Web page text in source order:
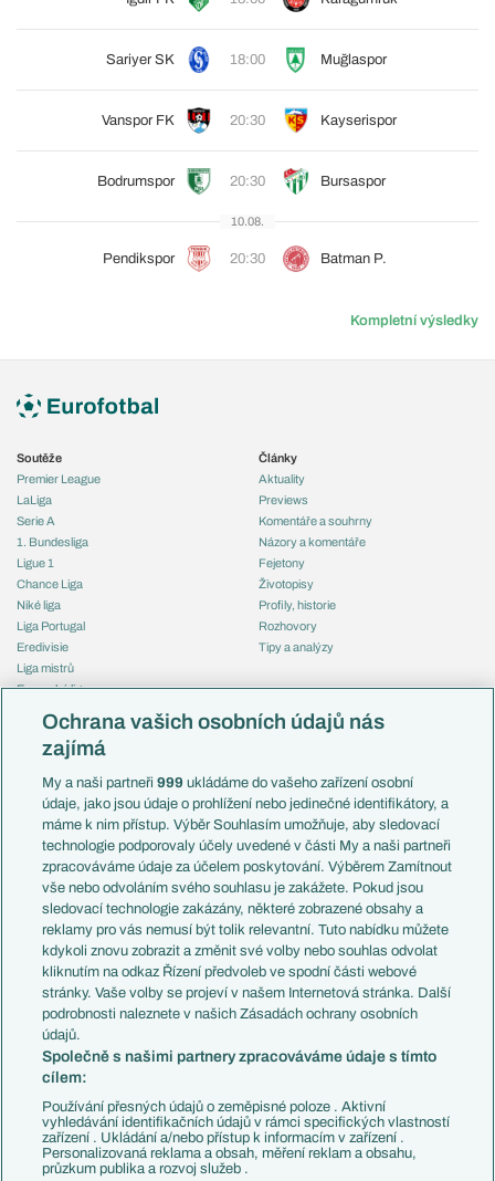
Sariyer SK 18:00 Muğlaspor
Vanspor FK 20:30 Kayserispor
Bodrumspor 20:30 Bursaspor
10.08.
Pendikspor 20:30 Batman P.
Kompletní výsledky
Soutěže
Premier League
LaLiga
Serie A
1. Bundesliga
Ligue 1
Chance Liga
Niké liga
Liga Portugal
Eredivisie
Liga mistrů
Evropská liga
Mistrovství světa
Liga národů
Témata
Představení týmů MS
EuroSkauting
PL v kostce
Evropské koeficienty
Přestupy
Přestupové spekulace
Zranění
Kluby
Arsenal FC
Chelsea FC
Manchester United
AC Milán
Juventus FC
Bayern Mnichov
FC Barcelona
Real Madrid
Články
Aktuality
Previews
Komentáře a souhrny
Názory a komentáře
Fejetony
Životopisy
Profily, historie
Rozhovory
Tipy a analýzy
Česko
Francie
Itálie
Německo
Španělsko
Argentina
Brazílie
Přestupy
Zápasy
Livescore
Tipovací soutěž
Ochrana vašich osobních údajů nás
zajímá
My a naši partneři999 ukládáme do vašeho zařízení osobní
údaje, jako jsou údaje o prohlížení nebo jedinečné identifikátory, a
máme k nim přístup. Výběr Souhlasím umožňuje, aby sledovací
technologie podporovaly účely uvedené v části My a naši partneři
zpracováváme údaje za účelem poskytování. Výběrem Zamítnout
vše nebo odvoláním svého souhlasu je zakážete. Pokud jsou
sledovací technologie zakázány, některé zobrazené obsahy a
reklamy pro vás nemusí být tolik relevantní. Tuto nabídku můžete
kdykoli znovu zobrazit a změnit své volby nebo souhlas odvolat
kliknutím na odkaz Řízení předvoleb ve spodní části webové
stránky. Vaše volby se projeví v našem Internetová stránka. Další
podrobnosti naleznete v našich Zásadách ochrany osobních
údajů.
Společně s našimi partnery zpracováváme údaje s tímto
cílem:
Používání přesných údajů o zeměpisné poloze . Aktivní
vyhledávání identifikačních údajů v rámci specifických vlastností
zařízení . Ukládání a/nebo přístup k informacím v zařízení .
Personalizovaná reklama a obsah, měření reklam a obsahu,
průzkum publika a rozvoj služeb .